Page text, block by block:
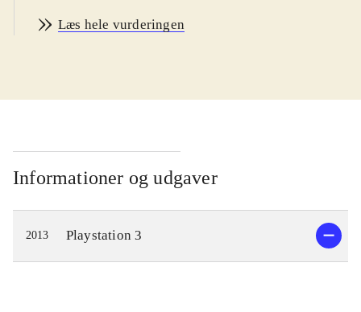
Spillets hovedperson er den ensomme
ude på landet. Hendes bedstefar er
forsvundet. Spillets mål er derfor at
genforene Ayesha med sin lillesøster.
En dag da Ayesha besøger Nio's
gravsted, finder hun ud af at hun
muligvis stadig er i live og
eftersøgningen kan begynde. Dette
Læs hele vurderingen
Informationer og udgaver
2013 Playstation 3